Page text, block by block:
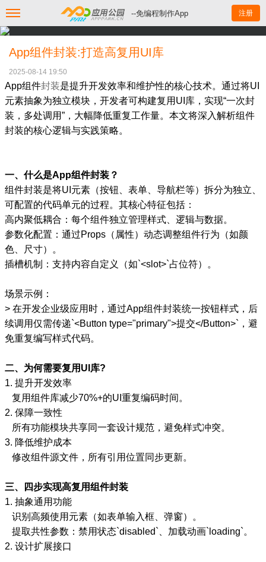
--免编程制作App 注册
App组件封装:打造高复用UI库
2025-08-14 19:50
App组件封装是提升开发效率和维护性的核心技术。通过将UI
元素抽象为独立模块，开发者可构建复用UI库，实现“一次封
装，多处调用”，大幅降低重复工作量。本文将深入解析组件
封装的核心逻辑与实践策略。
一、什么是App组件封装？
组件封装是将UI元素（按钮、表单、导航栏等）拆分为独立、
可配置的代码单元的过程。其核心特征包括：
高内聚低耦合：每个组件独立管理样式、逻辑与数据。
参数化配置：通过Props（属性）动态调整组件行为（如颜
色、尺寸）。
插槽机制：支持内容自定义（如`<slot>`占位符）。
场景示例：
> 在开发企业级应用时，通过App组件封装统一按钮样式，后
续调用仅需传递`<Button type="primary">提交</Button>`，避
免重复编写样式代码。
二、为何需要复用UI库?
1. 提升开发效率
复用组件库减少70%+的UI重复编码时间。
2. 保障一致性
所有功能模块共享同一套设计规范，避免样式冲突。
3. 降低维护成本
修改组件源文件，所有引用位置同步更新。
三、四步实现高复用组件封装
1. 抽象通用功能
识别高频使用元素（如表单输入框、弹窗）。
提取共性参数：禁用状态`disabled`、加载动画`loading`。
2. 设计扩展接口